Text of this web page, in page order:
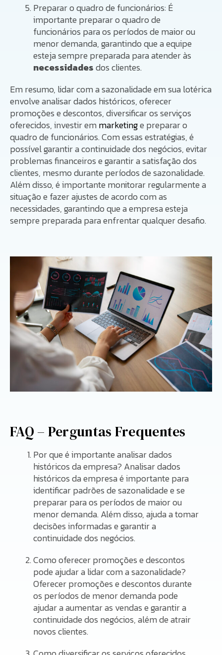
Preparar o quadro de funcionários: É
importante preparar o quadro de
funcionários para os períodos de maior ou
menor demanda, garantindo que a equipe
esteja sempre preparada para atender às
necessidadesdos clientes.
Em resumo, lidar com a sazonalidade em sua lotérica
envolve analisar dados históricos, oferecer
promoções e descontos, diversificar os serviços
oferecidos, investir emmarketinge preparar o
quadro de funcionários. Com essas estratégias, é
possível garantir a continuidade dos negócios, evitar
problemas financeiros e garantir a satisfação dos
clientes, mesmo durante períodos de sazonalidade.
Além disso, é importante monitorar regularmente a
situação e fazer ajustes de acordo com as
necessidades, garantindo que a empresa esteja
sempre preparada para enfrentar qualquer desafio.
FAQ – Perguntas Frequentes
Por que é importante analisar dados
históricos da empresa? Analisar dados
históricos da empresa é importante para
identificar padrões de sazonalidade e se
preparar para os períodos de maior ou
menor demanda. Além disso, ajuda a tomar
decisões informadas e garantir a
continuidade dos negócios.
Como oferecer promoções e descontos
pode ajudar a lidar com a sazonalidade?
Oferecer promoções e descontos durante
os períodos de menor demanda pode
ajudar a aumentar as vendas e garantir a
continuidade dos negócios, além de atrair
novos clientes.